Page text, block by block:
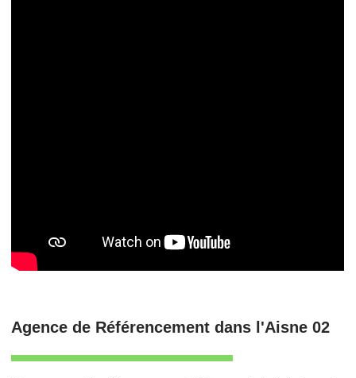
Agence de Référencement dans l'Aisne 02